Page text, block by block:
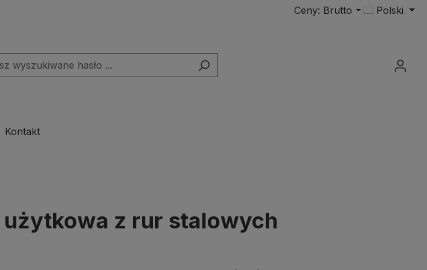
Ceny: Brutto Polski
Produkte
Kontakt
z rur stalowych